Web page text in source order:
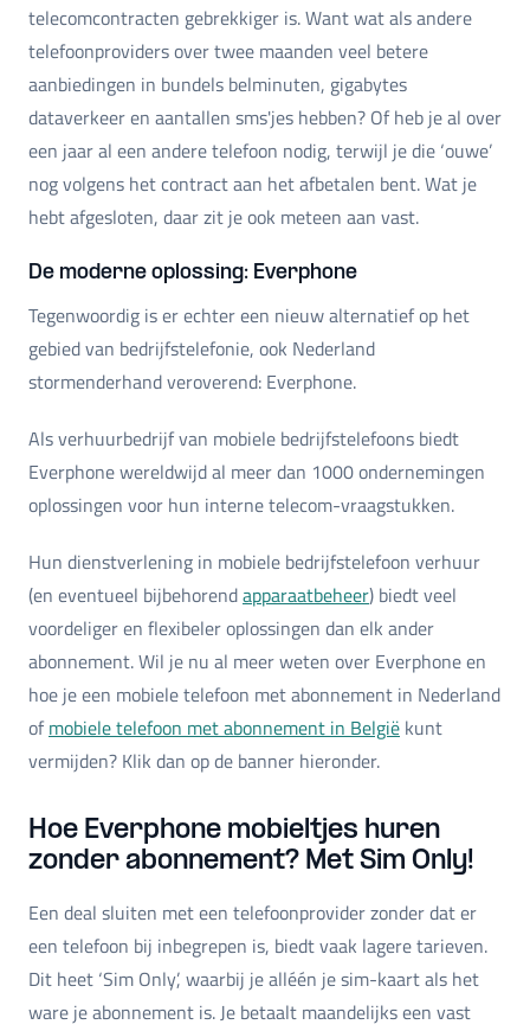
telecomcontracten gebrekkiger is. Want wat als andere
telefoonproviders over twee maanden veel betere
aanbiedingen in bundels belminuten, gigabytes
dataverkeer en aantallen sms'jes hebben? Of heb je al over
een jaar al een andere telefoon nodig, terwijl je die ‘ouwe’
nog volgens het contract aan het afbetalen bent. Wat je
hebt afgesloten, daar zit je ook meteen aan vast.
De moderne oplossing: Everphone
Tegenwoordig is er echter een nieuw alternatief op het
gebied van bedrijfstelefonie, ook Nederland
stormenderhand veroverend: Everphone.
Als verhuurbedrijf van mobiele bedrijfstelefoons biedt
Everphone wereldwijd al meer dan 1000 ondernemingen
oplossingen voor hun interne telecom-vraagstukken.
Hun dienstverlening in mobiele bedrijfstelefoon verhuur
(en eventueel bijbehorendapparaatbeheer) biedt veel
voordeliger en flexibeler oplossingen dan elk ander
abonnement. Wil je nu al meer weten over Everphone en
hoe je een mobiele telefoon met abonnement in Nederland
of mobiele telefoon met abonnement in België kunt
vermijden? Klik dan op de banner hieronder.
Hoe Everphone mobieltjes huren
zonder abonnement? Met Sim Only!
Een deal sluiten met een telefoonprovider zonder dat er
een telefoon bij inbegrepen is, biedt vaak lagere tarieven.
Dit heet ‘Sim Only’, waarbij je alléén je sim-kaart als het
ware je abonnement is. Je betaalt maandelijks een vast